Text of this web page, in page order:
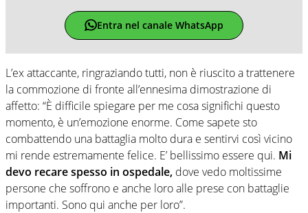
Entra nel canale WhatsApp
L’ex attaccante, ringraziando tutti, non è riuscito a trattenere
la commozione di fronte all’ennesima dimostrazione di
affetto: “È difficile spiegare per me cosa significhi questo
momento, è un’emozione enorme. Come sapete sto
combattendo una battaglia molto dura e sentirvi così vicino
mi rende estremamente felice. E’ bellissimo essere qui. Mi
devo recare spesso in ospedale, dove vedo moltissime
persone che soffrono e anche loro alle prese con battaglie
importanti. Sono qui anche per loro”.